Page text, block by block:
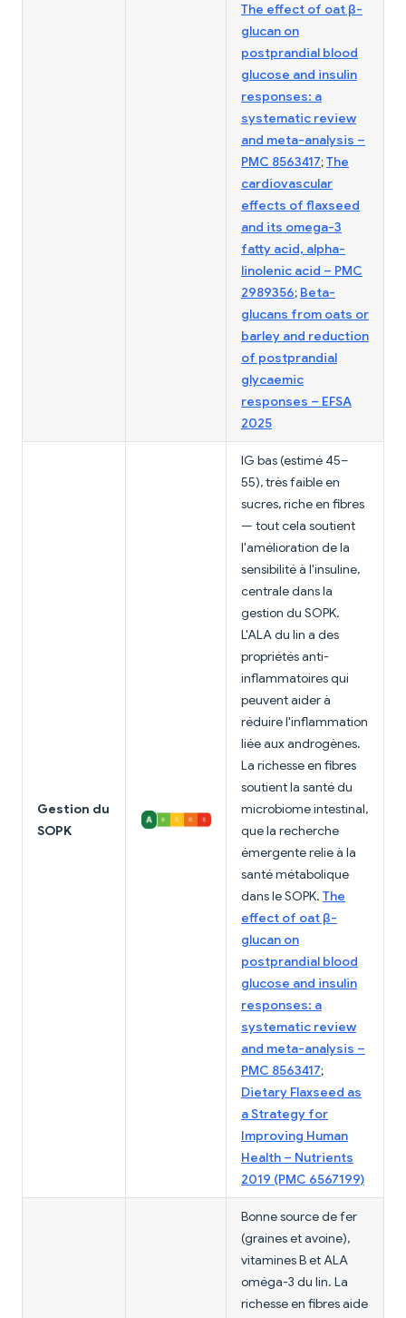
The effect of oat β-
glucan on
postprandial blood
glucose and insulin
responses: a
systematic review
and meta-analysis –
PMC 8563417;The
cardiovascular
effects of flaxseed
and its omega-3
fatty acid, alpha-
linolenic acid – PMC
2989356; Beta-
glucans from oats or
barley and reduction
of postprandial
glycaemic
responses – EFSA
2025
Gestion du
SOPK
IG bas (estimé 45–
55), très faible en
sucres, riche en fibres
— tout cela soutient
l'amélioration de la
sensibilité à l'insuline,
centrale dans la
gestion du SOPK.
L'ALA du lin a des
propriétés anti-
inflammatoires qui
peuvent aider à
réduire l'inflammation
liée aux androgènes.
La richesse en fibres
soutient la santé du
microbiome intestinal,
que la recherche
émergente relie à la
santé métabolique
dans le SOPK. The
effect of oat β-
glucan on
postprandial blood
glucose and insulin
responses: a
systematic review
and meta-analysis –
PMC 8563417;
Dietary Flaxseed as
a Strategy for
Improving Human
Health – Nutrients
2019 (PMC 6567199)
Bonne source de fer
(graines et avoine),
vitamines B et ALA
oméga-3 du lin. La
richesse en fibres aide